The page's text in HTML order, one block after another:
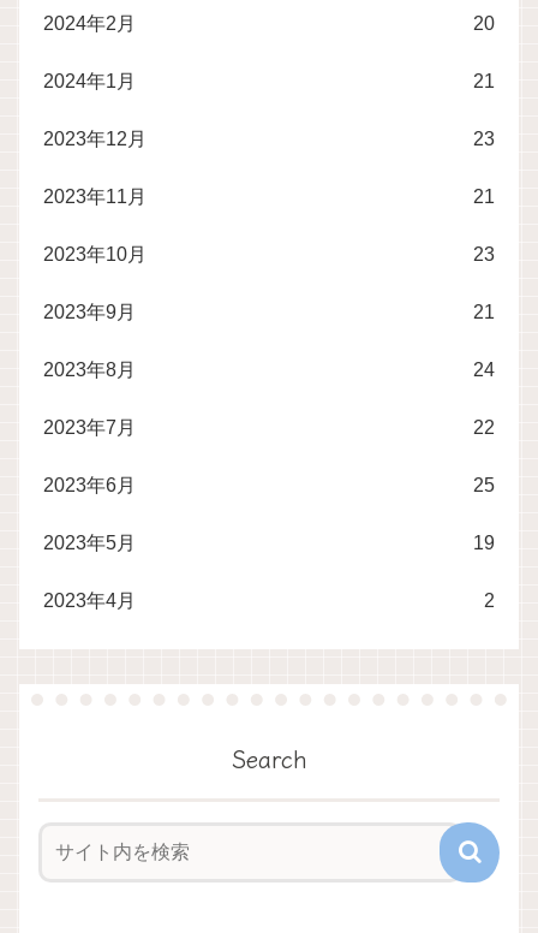
2024年2月 20
2024年1月 21
2023年12月 23
2023年11月 21
2023年10月 23
2023年9月 21
2023年8月 24
2023年7月 22
2023年6月 25
2023年5月 19
2023年4月 2
Search